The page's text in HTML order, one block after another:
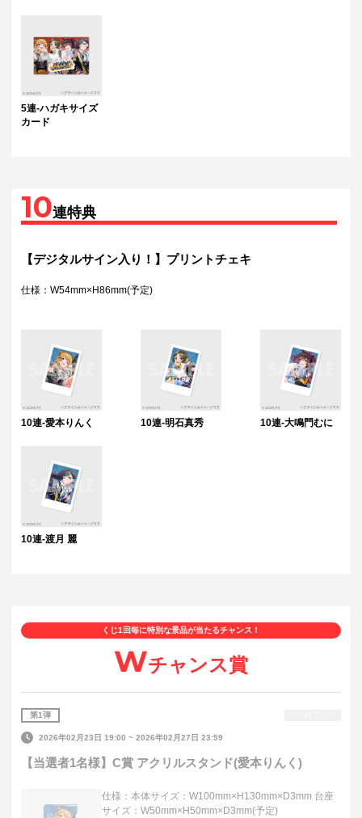
5連-ハガキサイズ
カード
10連特典
【デジタルサイン入り！】プリントチェキ
仕様：W54mm×H86mm(予定)
10連-愛本りんく 10連-明石真秀 10連-大鳴門むに
10連-渡月 麗
くじ1回毎に特別な景品が当たるチャンス！
Wチャンス賞
第1弾
2026年02月23日 19:00 ~2026年02月27日 23:59
【当選者1名様】C賞 アクリルスタンド(愛本りんく)
仕様：本体サイズ：W100mm×H130mm×D3mm 台座
サイズ：W50mm×H50mm×D3mm(予定)